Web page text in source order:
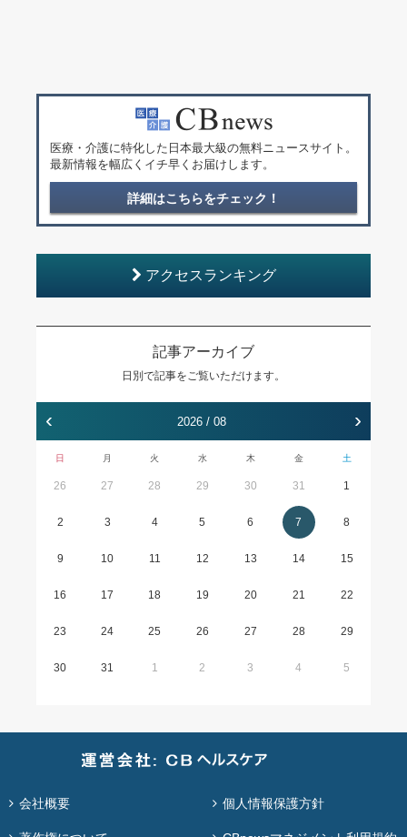
医療・介護に特化した日本最大級の無料ニュースサイト。
最新情報を幅広くイチ早くお届けします。
詳細はこちらをチェック！
アクセスランキング
記事アーカイブ
日別で記事をご覧いただけます。
‹ 2026 / 08 ›
日 月 火 水 木 金 土
26 27 28 29 30 31 1
2 3 4 5 6 7 8
9 10 11 12 13 14 15
16 17 18 19 20 21 22
23 24 25 26 27 28 29
30 31 1 2 3 4 5
会社概要 個人情報保護方針